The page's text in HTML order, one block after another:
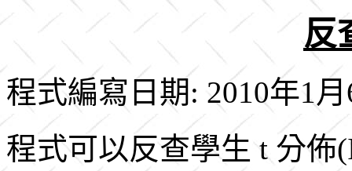
反
程式編寫日期: 2010年1
程式可以反查學生 t 分佈